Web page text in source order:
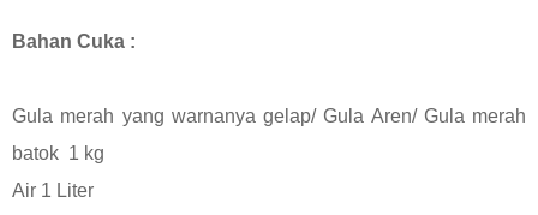
Bahan Cuka :
Gula merah yang warnanya gelap/ Gula Aren/ Gula merah
batok 1 kg
Air 1 Liter